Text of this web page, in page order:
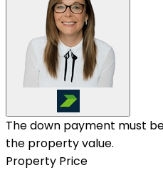
The down payment must
the property value.
Property Price